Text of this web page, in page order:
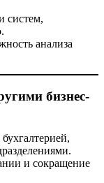
систем,
анализа
бизнес-
и сокращение